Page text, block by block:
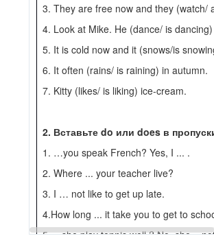
3. They are free now and they (watch/
4. Look at Mike. He (dance/ is
5. It is cold now and it (snows/is
6. It often (rains/ is raining) in autumn.
7. Kitty (likes/ is liking) ice-cream.
2. Вставьте do или does в
1. …you speak French? Yes, I ... .
2. Where ... your teacher live?
3. I … not like to get up late.
4.How long ... it take you to get to
5.... she play tennis well ? No, she...